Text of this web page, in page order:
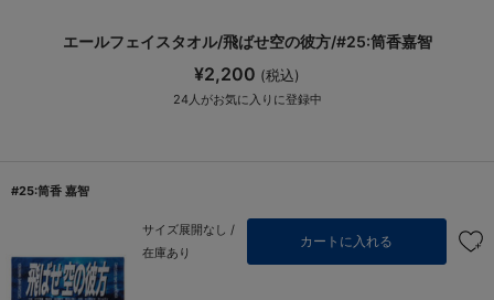
エールフェイスタオル/飛ばせ空の彼方/#25:筒香嘉智
¥2,200 (税込)
24 人がお気に入りに登録中
#25:筒香 嘉智
サイズ展開なし /
在庫あり
カートに入れる